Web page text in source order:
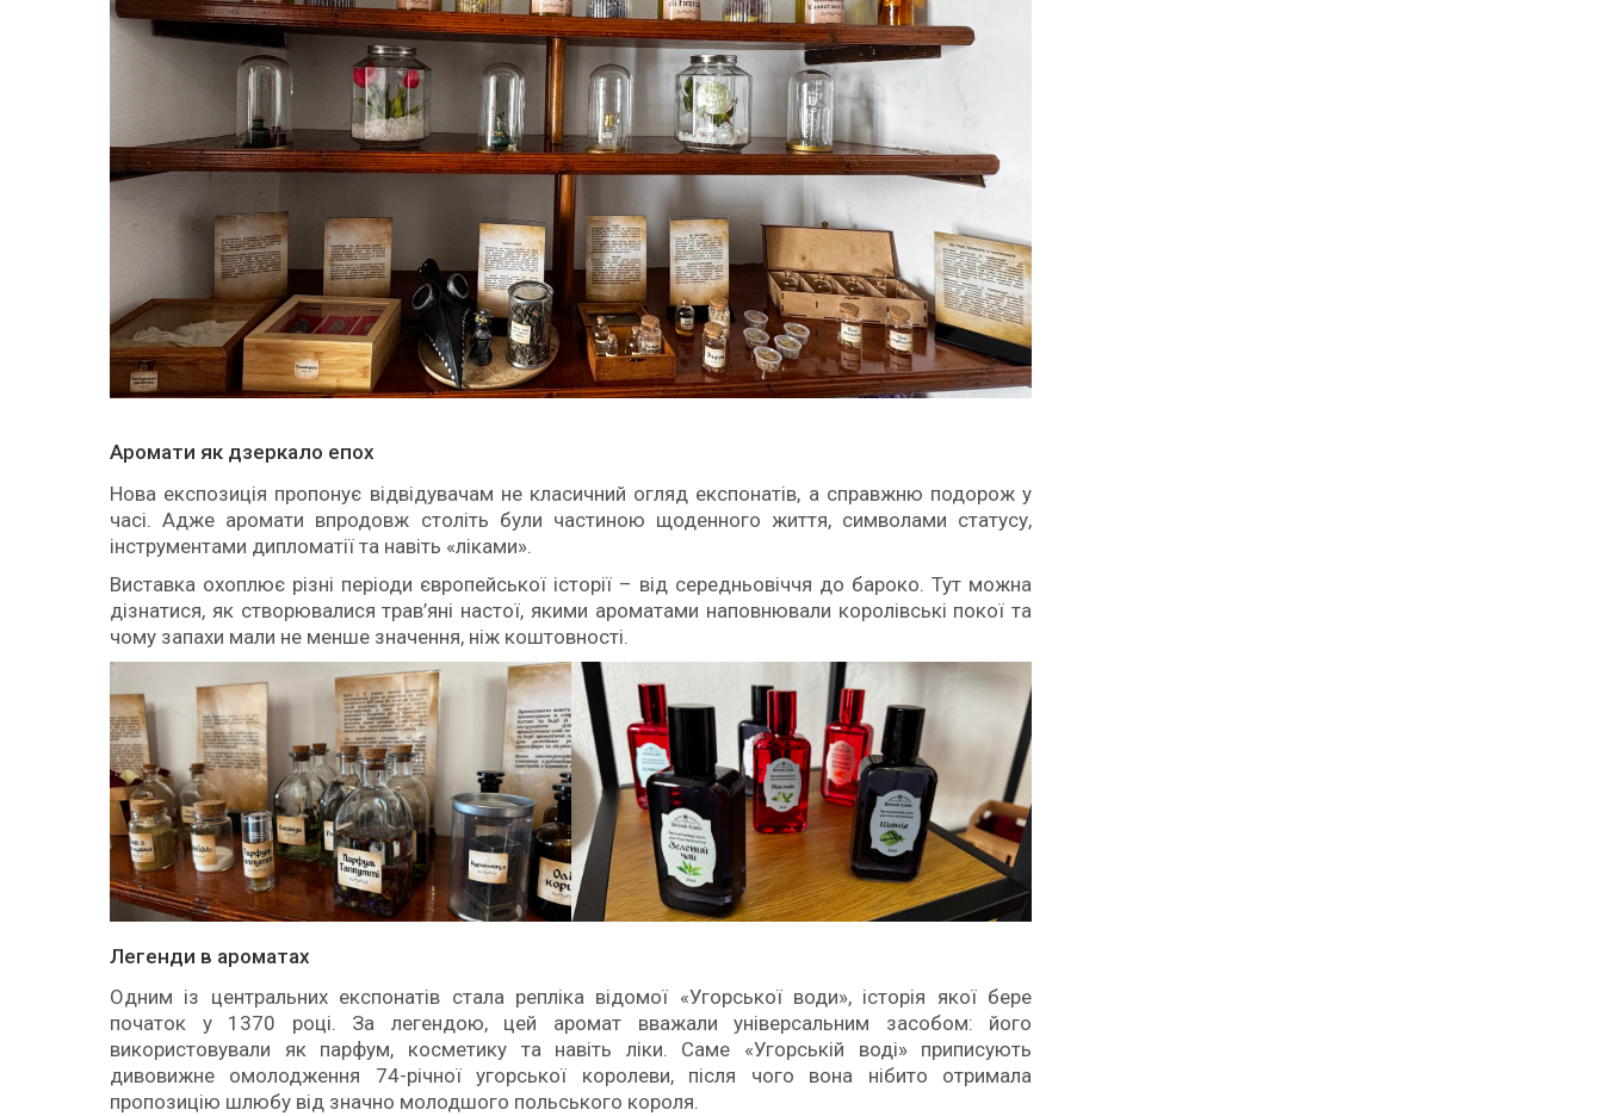
Аромати як дзеркало епох
Нова експозиція пропонує відвідувачам не класичний огляд експонатів, а справжню подорож у
часі. Адже аромати впродовж століть були частиною щоденного життя, символами статусу,
інструментами дипломатії та навіть «ліками».
Виставка охоплює різні періоди європейської історії – від середньовіччя до бароко. Тут можна
дізнатися, як створювалися трав’яні настої, якими ароматами наповнювали королівські покої та
чому запахи мали не менше значення, ніж коштовності.
Легенди в ароматах
Одним із центральних експонатів стала репліка відомої «Угорської води», історія якої бере
початок у 1370 році. За легендою, цей аромат вважали універсальним засобом: його
використовували як парфум, косметику та навіть ліки. Саме «Угорській воді» приписують
дивовижне омолодження 74-річної угорської королеви, після чого вона нібито отримала
пропозицію шлюбу від значно молодшого польського короля.